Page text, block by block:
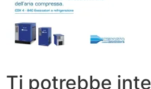
Ti potrebbe